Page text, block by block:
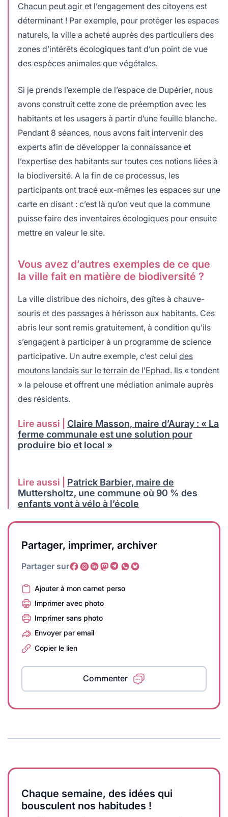
Chacun peut agir et l’engagement des citoyens est
déterminant ! Par exemple, pour protéger les espaces
naturels, la ville a acheté auprès des particuliers des
zones d’intérêts écologiques tant d’un point de vue
des espèces animales que végétales.
Si je prends l’exemple de l’espace de Dupérier, nous
avons construit cette zone de préemption avec les
habitants et les usagers à partir d’une feuille blanche.
Pendant 8 séances, nous avons fait intervenir des
experts afin de développer la connaissance et
l’expertise des habitants sur toutes ces notions liées à
la biodiversité. A la fin de ce processus, les
participants ont tracé eux-mêmes les espaces sur une
carte en disant : c’est là qu’on veut que la commune
puisse faire des inventaires écologiques pour ensuite
mettre en valeur le site.
Vous avez d’autres exemples de ce que
la ville fait en matière de biodiversité ?
La ville distribue des nichoirs, des gîtes à chauve-
souris et des passages à hérisson aux habitants. Ces
abris leur sont remis gratuitement, à condition qu’ils
s’engagent à participer à un programme de science
participative. Un autre exemple, c’est celui des
moutons landais sur le terrain de l’Ephad. Ils « tondent
» la pelouse et offrent une médiation animale auprès
des résidents.
Lire aussi | Claire Masson, maire d’Auray : « La
ferme communale est une solution pour
produire bio et local »
Lire aussi | Patrick Barbier, maire de
Muttersholtz, une commune où 90 % des
enfants vont à vélo à l’école
Partager, imprimer, archiver
Partager sur
Ajouter à mon carnet perso
Imprimer avec photo
Imprimer sans photo
Envoyer par email
Copier le lien
Commenter
Chaque semaine, des idées qui
bousculent nos habitudes !